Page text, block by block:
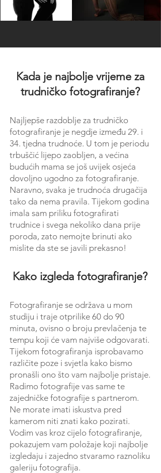
Kada je najbolje vrijeme za
trudničko fotografiranje?
Najljepše razdoblje za trudničko
fotografiranje je negdje između 29. i
34. tjedna trudnoće. U tom je periodu
trbuščić lijepo zaobljen, a većina
budućih mama se još uvijek osjeća
dovoljno ugodno za fotografiranje.
Naravno, svaka je trudnoća drugačija
tako da nema pravila. Tijekom godina
imala sam priliku fotografirati
trudnice i svega nekoliko dana prije
poroda, zato nemojte brinuti ako
mislite da ste se javili prekasno!
Kako izgleda fotografiranje?
Fotografiranje se održava u mom
studiju i traje otprilike 60 do 90
minuta, ovisno o broju prevlačenja te
tempu koji će vam najviše odgovarati.
Tijekom fotografiranja isprobavamo
različite poze i svjetla kako bismo
pronašli ono što vam najbolje pristaje.
Radimo fotografije vas same te
zajedničke fotografije s partnerom.
Ne morate imati iskustva pred
kamerom niti znati kako pozirati.
Vodim vas kroz cijelo fotografiranje,
pokazujem vam položaje koji najbolje
izgledaju i zajedno stvaramo raznoliku
galeriju fotografija.